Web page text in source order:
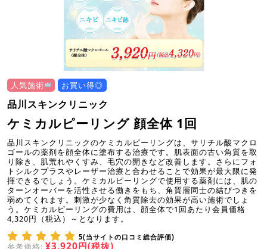
人気施術 お買い得◎
品川スキンクリニック
ケミカルピーリング 顔全体 1回
品川スキンクリニックのケミカルピーリングは、サリチル酸マクロ
ゴールの薬剤を顔全体に塗布する治療です。肌表面の古い角質を取
り除き、肌荒れやくすみ、毛穴の開きなど改善します。さらにフォ
トシルクプラスやレーザー治療と合わせることで効果が最大限に発
揮できるでしょう。ケミカルピーリングで使用する薬剤には、肌の
ターンオーバーを活性させる働きをもち、角質層同士の結びつきを
弱めてくれます。刺激が少なく角質除去の効果が高い施術でしょ
う。ケミカルピーリングの費用は、顔全体で1回あたり会員価格
4,320円（税込）～となります。
5(当サイトの口コミ総合評価)
参考価格: ¥3,920円(税抜)